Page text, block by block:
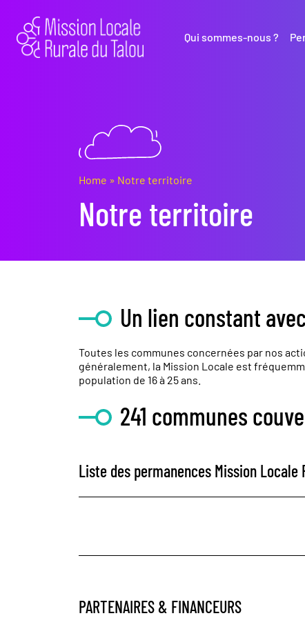
Qui sommes-nous ?
Home » Notre territoire
Notre territoire
Un lien constant
Toutes les communes concernées par nos
généralement, la Mission Locale est
population de 16 à 25 ans.
241 communes
Liste des permanences Mission Locale
PARTENAIRES & FINANCEURS